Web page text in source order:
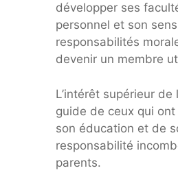
développer ses
personnel et son
responsabilités
devenir un membre
L’intérêt supérieur de
guide de ceux qui
son éducation et de
responsabilité
parents.